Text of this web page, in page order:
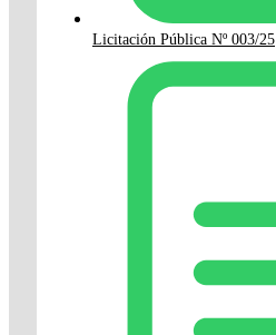
Licitación Pública Nº 003/25